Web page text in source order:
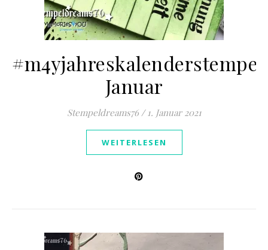
Januar
Stempeldreams76 / 1. Januar 2021
WEITERLESEN